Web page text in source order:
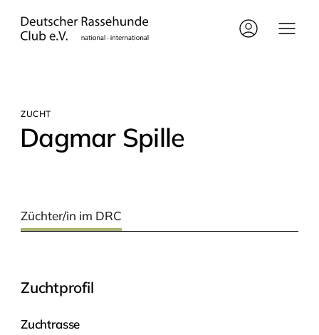
ZUCHT
Dag­mar Spille
Züchter/in im DRC
Zuchtprofil
Zuchtrasse